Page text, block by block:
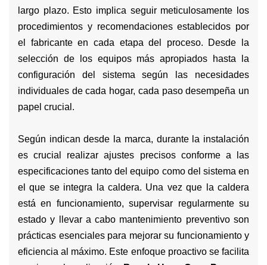
largo plazo. Esto implica seguir meticulosamente los
procedimientos y recomendaciones establecidos por
el fabricante en cada etapa del proceso. Desde la
selección de los equipos más apropiados hasta la
configuración del sistema según las necesidades
individuales de cada hogar, cada paso desempeña un
papel crucial.
Según indican desde la marca, durante la instalación
es crucial realizar ajustes precisos conforme a las
especificaciones tanto del equipo como del sistema en
el que se integra la caldera. Una vez que la caldera
está en funcionamiento, supervisar regularmente su
estado y llevar a cabo mantenimiento preventivo son
prácticas esenciales para mejorar su funcionamiento y
eficiencia al máximo. Este enfoque proactivo se facilita